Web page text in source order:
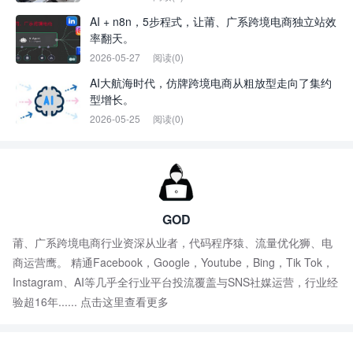
AI + n8n，5步程式，让莆、广系跨境电商独立站效
率翻天。
2026-05-27 阅读(0)
AI大航海时代，仿牌跨境电商从粗放型走向了集约
型增长。
2026-05-25 阅读(0)
GOD
莆、广系跨境电商行业资深从业者，代码程序猿、流量优化狮、电
商运营鹰。 精通Facebook，Google，Youtube，Bing，Tik Tok，
Instagram、AI等几乎全行业平台投流覆盖与SNS社媒运营，行业经
验超16年...... 点击这里查看更多